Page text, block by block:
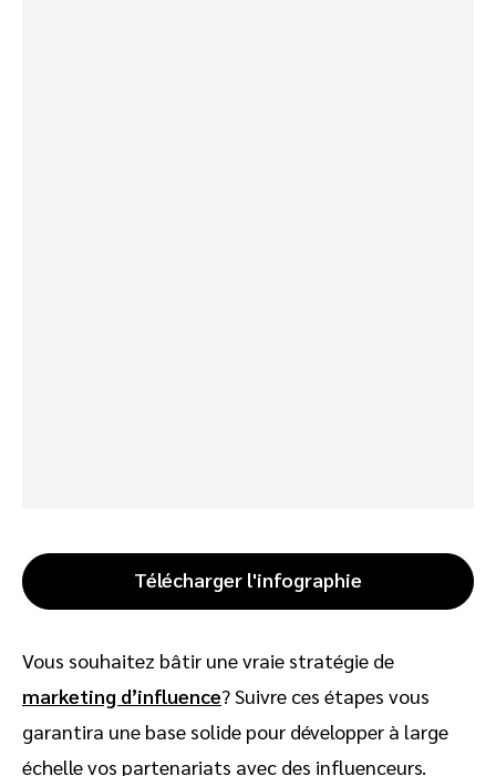
Télécharger l'infographie
Vous souhaitez bâtir une vraie stratégie de
marketing d’influence? Suivre ces étapes vous
garantira une base solide pour développer à large
échelle vos partenariats avec des influenceurs.